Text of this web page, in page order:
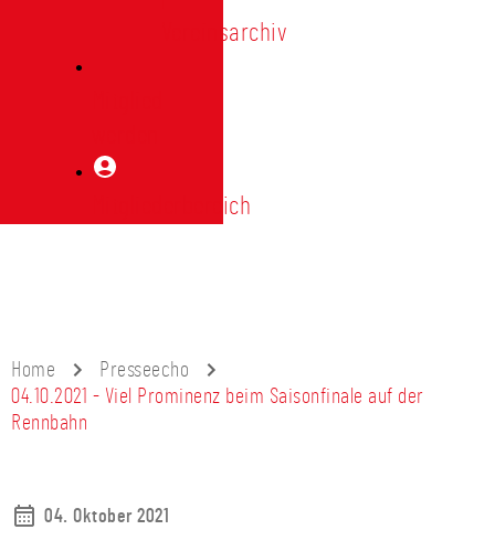
Vereinsarchiv
Mitgliederbereich
Home
Presseecho
04.10.2021 - Viel Prominenz beim Saisonfinale auf der
Rennbahn
04. Oktober 2021